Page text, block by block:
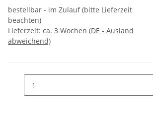
bestellbar - im Zulauf (bitte Lieferzeit
beachten)
Lieferzeit: ca. 3 Wochen (DE - Ausland
abweichend)